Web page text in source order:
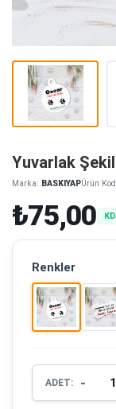
Yuvarlak
Marka: BASKIYAPÜrün
₺75,00
Renkler
ADET: -